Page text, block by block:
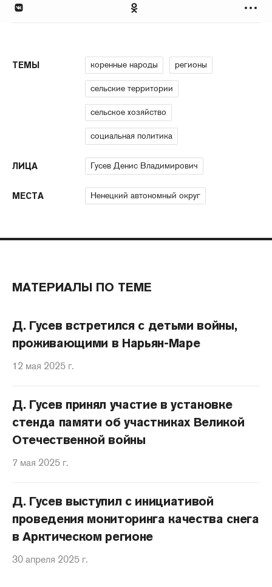
ТЕМЫ коренные народы регионы
сельские территории
сельское хозяйство
социальная политика
ЛИЦА Гусев Денис Владимирович
МЕСТА Ненецкий автономный округ
МАТЕРИАЛЫ ПО ТЕМЕ
Д. Гусев встретился с детьми войны,
проживающими в Нарьян-Маре
12 мая 2025 г.
Д. Гусев принял участие в установке
стенда памяти об участниках Великой
Отечественной войны
7 мая 2025 г.
Д. Гусев выступил с инициативой
проведения мониторинга качества снега
в Арктическом регионе
30 апреля 2025 г.